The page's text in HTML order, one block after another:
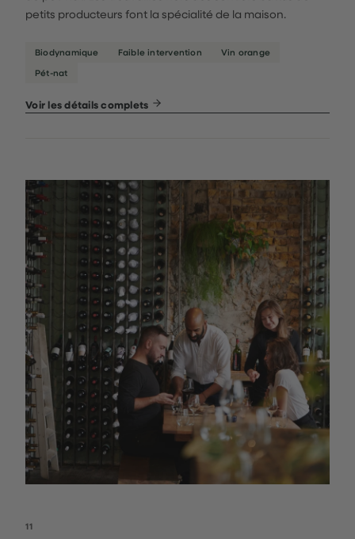
petits producteurs font la spécialité de la maison.
Biodynamique Faible intervention
Vin orange
Pét-nat
Voir les détails complets
11